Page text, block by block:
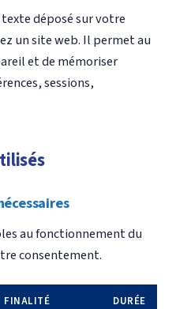
déposé sur votre
un site web. Il permet au
et de mémoriser
sessions,
au fonctionnement du
consentement.
FINALITÉ DURÉE